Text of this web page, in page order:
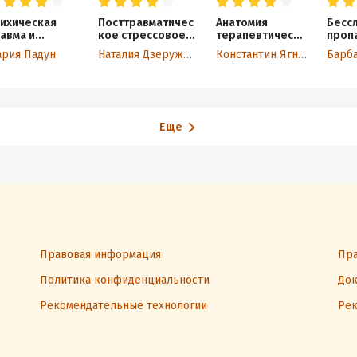
и
мира.
Падун
Посттравматичес
кое стрессовое
расстройство.
Пособие для
Наталия Дзеружинская
Анатомия
терапевтическо
й коммуникации.
Базовые навыки
Константин Ягнюк
Еще
Правовая информация
Политика конфиденциальности
Рекомендательные технологии